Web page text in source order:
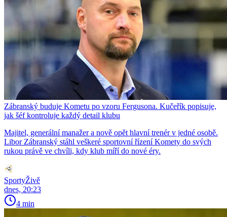
Zábranský buduje Kometu po vzoru Fergusona. Kučeřík popisuje,
jak šéf kontroluje každý detail klubu
Majitel, generální manažer a nově opět hlavní trenér v jedné osobě.
Libor Zábranský stáhl veškeré sportovní řízení Komety do svých
rukou právě ve chvíli, kdy klub míří do nové éry.
SportyŽivě
dnes, 20:23
4 min